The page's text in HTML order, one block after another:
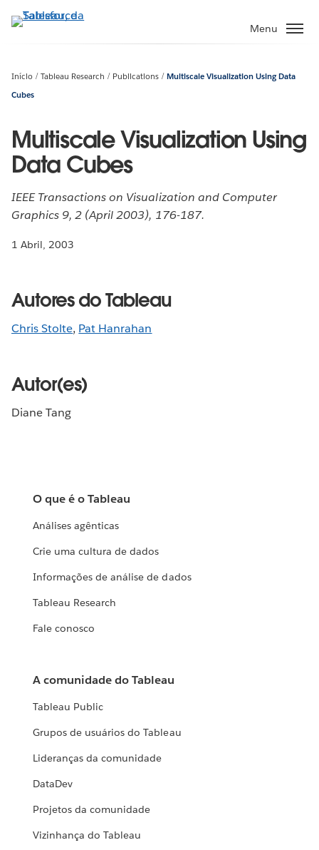
Pular
para
principal
Menu
Início Tableau Research Publications
Multiscale Visualization Using Data
Cubes
Multiscale Visualization Using
Data Cubes
IEEE Transactions on Visualization and Computer
Graphics 9, 2 (April 2003), 176-187.
1 Abril, 2003
Autores do Tableau
Chris Stolte, Pat Hanrahan
Autor(es)
Diane Tang
O que é o Tableau
Análises agênticas
Crie uma cultura de dados
Informações de análise de dados
Tableau Research
Fale conosco
A comunidade do Tableau
Tableau Public
Grupos de usuários do Tableau
Lideranças da comunidade
DataDev
Projetos da comunidade
Vizinhança do Tableau